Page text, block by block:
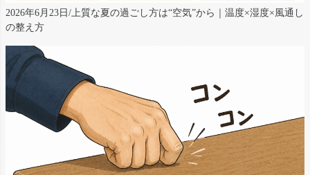
2026年6月23日/上質な夏の過ごし方は“空気”から｜温度×湿度×風通し
の整え方